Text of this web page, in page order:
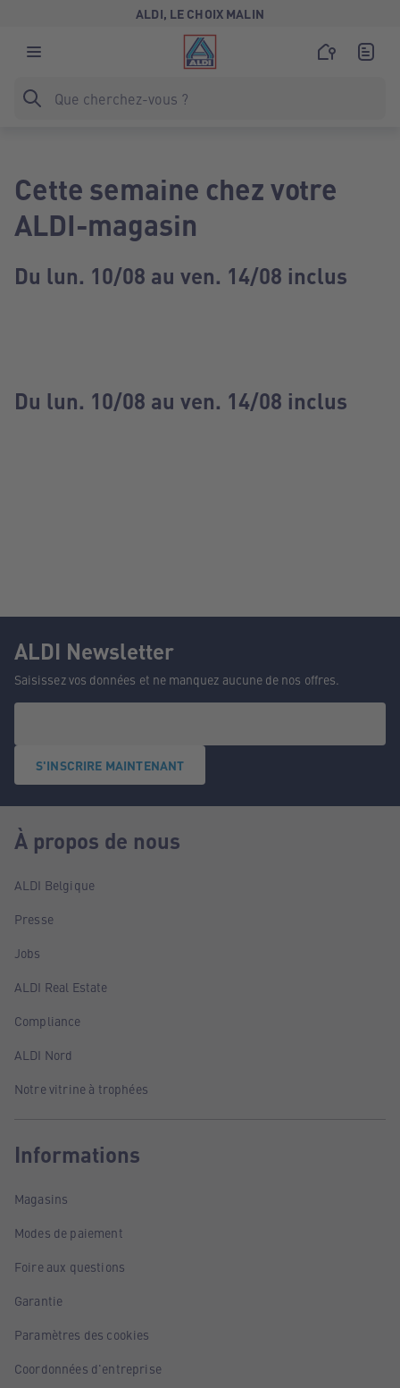
ALDI, LE CHOIX MALIN
Cette semaine chez votre
ALDI-magasin
Du lun. 10/08 au ven. 14/08 inclus
Du lun. 10/08 au ven. 14/08 inclus
ALDI Newsletter
Saisissez vos données et ne manquez aucune de nos offres.
S'INSCRIRE MAINTENANT
À propos de nous
ALDI Belgique
Presse
Jobs
ALDI Real Estate
Compliance
ALDI Nord
Notre vitrine à trophées
Informations
Magasins
Modes de paiement
Foire aux questions
Garantie
Paramètres des cookies
Coordonnées d'entreprise